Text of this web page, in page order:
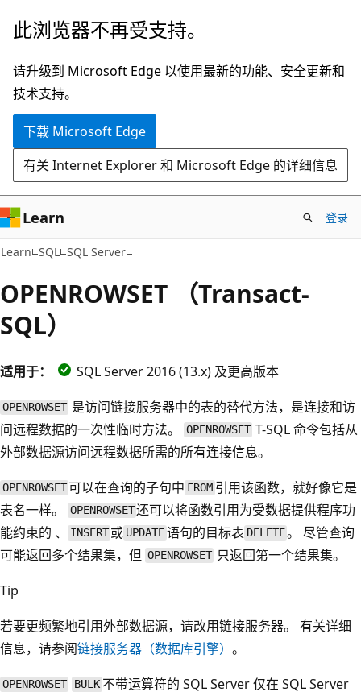
跳
主
要
内
此浏览器不再受支持。
请升级到 Microsoft Edge 以使用最新的功能、安全更新和
技术支持。
下载 Microsoft Edge
有关 Internet Explorer 和 Microsoft Edge 的详细信息
Learn 登录
Learn SQL SQL Server
OPENROWSET （Transact-
SQL）
适用于： SQL Server 2016 (13.x) 及更高版本
OPENROWSET 是访问链接服务器中的表的替代方法，是连接和访
问远程数据的一次性临时方法。
OPENROWSET T-SQL 命令包括从
外部数据源访问远程数据所需的所有连接信息。
OPENROWSET可以在查询的子句中 FROM引用该函数，就好像它是
表名一样。
OPENROWSET还可以将函数引用为受数据提供程序功
能约束的 、
INSERT 或 UPDATE语句的目标表 DELETE。 尽管查询
可能返回多个结果集，但 OPENROWSET 只返回第一个结果集。
Tip
若要更频繁地引用外部数据源，请改用链接服务器。 有关详细
信息，请参阅链接服务器（数据库引擎） 。
OPENROWSET BULK不带运算符的 SQL Server 仅在 SQL Server